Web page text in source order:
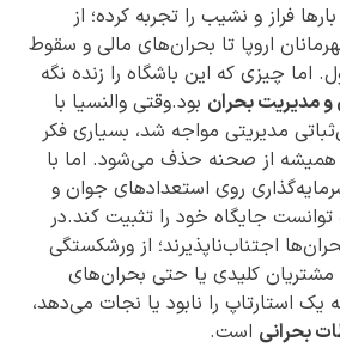
فراز و نشیب را تجربه کرده؛ از
اروپا تا بحران‌های مالی و سقوط
اما چیزی که این باشگاه را زنده نگه
و مدیریت بحران بود.وقتی والنسیا با
مدیریتی مواجه شد، بسیاری فکر
همیشه از صحنه حذف می‌شود. اما با
روی استعدادهای جوان و
توانست جایگاه خود را تثبیت کند.در
اجتناب‌ناپذیرند؛ از ورشکستگی
مشتریان کلیدی یا حتی بحران‌های
یک استارتاپ را نابود یا نجات می‌دهد،
بحرانی است.